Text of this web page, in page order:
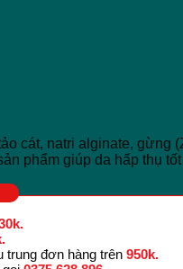
cát, natri alginate, gừng
phẩm giúp da hấp thụ
trung đơn hàng trên 950k.